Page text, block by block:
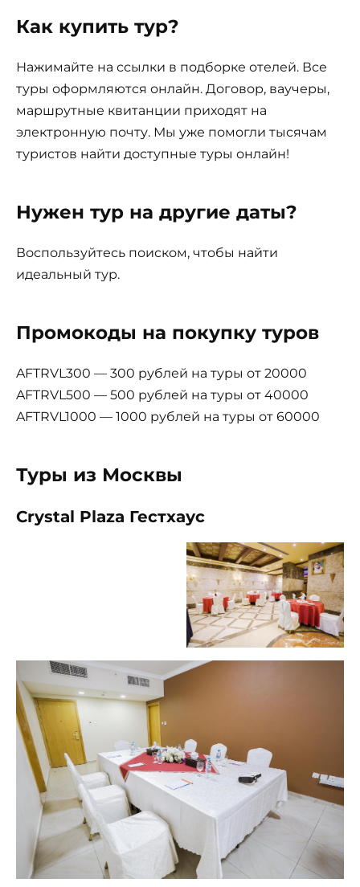
Как купить тур?
Нажимайте на ссылки в подборке отелей. Все
туры оформляются онлайн. Договор, ваучеры,
маршрутные квитанции приходят на
электронную почту. Мы уже помогли тысячам
туристов найти доступные туры онлайн!
Нужен тур на другие даты?
Воспользуйтесь поиском, чтобы найти
идеальный тур.
Промокоды на покупку туров
AFTRVL300 — 300 рублей на туры от 20000
AFTRVL500 — 500 рублей на туры от 40000
AFTRVL1000 — 1000 рублей на туры от 60000
Туры из Москвы
Crystal Plaza Гестхаус